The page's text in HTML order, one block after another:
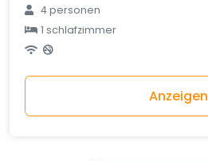
4 personen
1 schlafzimmer
Anzeigen